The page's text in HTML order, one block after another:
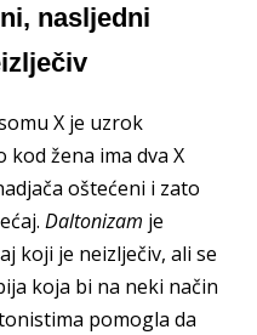
nasljedni
X je uzrok
žena ima dva X
oštećeni i zato
Daltonizam je
koji je neizlječiv, ali se
koja bi na neki način
pomogla da